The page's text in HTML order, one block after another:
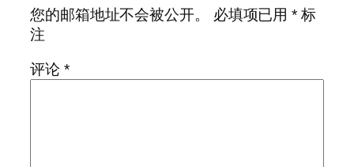
您的邮箱地址不会被公开。
必填项已用* 标
注
评论 *